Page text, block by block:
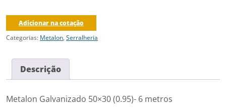
Adicionar na cotação
Categorias: Metalon, Serralheria
Descrição
Metalon Galvanizado 50×30 (0.95)- 6 metros